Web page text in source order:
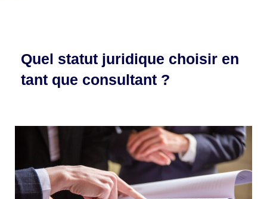
Quel statut juridique choisir en
tant que consultant ?